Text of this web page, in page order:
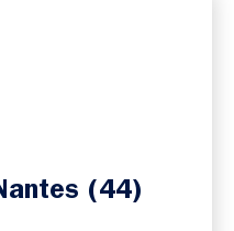
(44)